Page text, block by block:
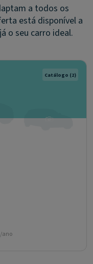
a todos os
está disponível a
o seu carro ideal.
Catálogo (2)
ano